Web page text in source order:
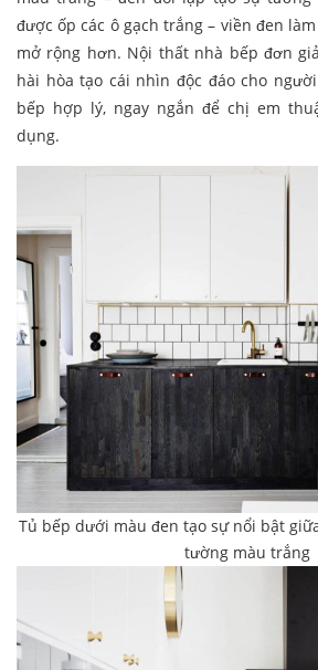
được ốp các ô gạch trắng – viền đen
mở rộng hơn. Nội thất nhà bếp đơn
hài hòa tạo cái nhìn độc đáo cho
bếp hợp lý, ngay ngắn để chị em
dụng.
Tủ bếp dưới màu đen tạo sự nổi bật
tường màu trắng